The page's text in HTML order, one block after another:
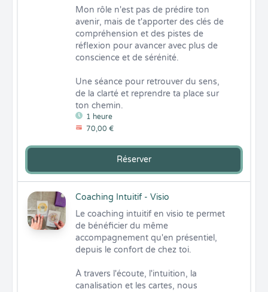
1 heure
70,00 €
Mon rôle n'est pas de prédire ton
avenir, mais de t'apporter des clés de
compréhension et des pistes de
réflexion pour avancer avec plus de
conscience et de sérénité.
Une séance pour retrouver du sens,
de la clarté et reprendre ta place sur
ton chemin.
Réserver
Coaching Intuitif - Visio
Le coaching intuitif en visio te permet
de bénéficier du même
accompagnement qu'en présentiel,
depuis le confort de chez toi.
À travers l'écoute, l'intuition, la
canalisation et les cartes, nous